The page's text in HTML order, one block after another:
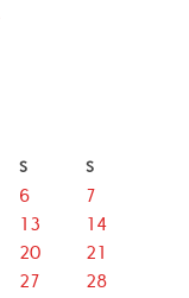
S S
6
7
13
14
20
21
27
28